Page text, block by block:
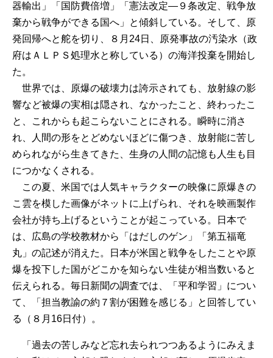
器輸出」「国防費倍増」「憲法改定―９条改定、戦争放
棄から戦争ができる国へ」と傾斜している。そして、原
発回帰へと舵を切り、８月24日、原発事故の汚染水（政
府はＡＬＰＳ処理水と称している）の海洋投棄を開始し
た。
世界では、原爆の破壊力は誇示されても、放射線の影
響など被爆の実相は隠され、なかったこと、終わったこ
と、これからも起こらないことにされる。瞬時に消さ
れ、人間の形をとどめないほどに傷つき、放射能に苦し
められながら生きてきた、生身の人間の記憶も人生も目
につかなくされる。
この夏、米国では人気キャラクターの映像に原爆きの
こ雲を模した画像がネットに上げられ、それを映画製作
会社が持ち上げるということが起こっている。日本で
は、広島の学校教材から「はだしのゲン」「第五福竜
丸」の記述が消えた。日本が米国と戦争をしたことや原
爆を投下した国がどこかを知らない生徒が相当数いると
伝えられる。毎日新聞の調査では、「平和学習」につい
て、「担当教諭の約７割が困難を感じる」と回答してい
る（８月16日付）。
「過去の苦しみなど忘れ去られつつあるようにみえま